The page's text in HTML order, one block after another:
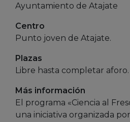
Ayuntamiento de Atajate
Centro
Punto joven de Atajate.
Plazas
Libre hasta completar aforo.
Más información
El programa «Ciencia al
una iniciativa organizada